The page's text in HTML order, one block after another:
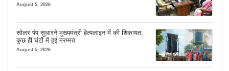
August 5, 2026
सोलर पंप सुधारने मुख्यमंत्री हेल्पलाइन में की शिकायत,
कुछ ही घंटों में हुई मरम्मत
August 5, 2026